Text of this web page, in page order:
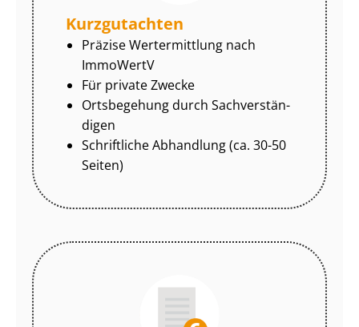
Kurzgutachten
Präzise Wertermittlung nach
ImmoWertV
Für private Zwecke
Ortsbegehung durch Sach­ver­stän­
di­gen
Schriftliche Abhandlung (ca. 30-50
Seiten)